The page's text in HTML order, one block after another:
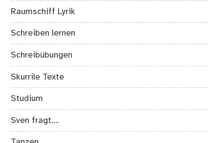
Raumschiff Lyrik
Schreiben lernen
Schreibübungen
Skurrile Texte
Studium
Sven fragt….